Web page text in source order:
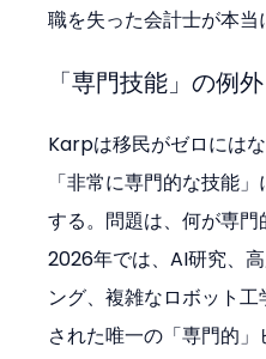
職を失った会計士が本
「専門技能」の例外
Karpは移民がゼロには
「非常に専門的な技能
する。問題は、何が専門
2026年では、AI研究、
ング、複雑なロボット
された唯一の「専門的